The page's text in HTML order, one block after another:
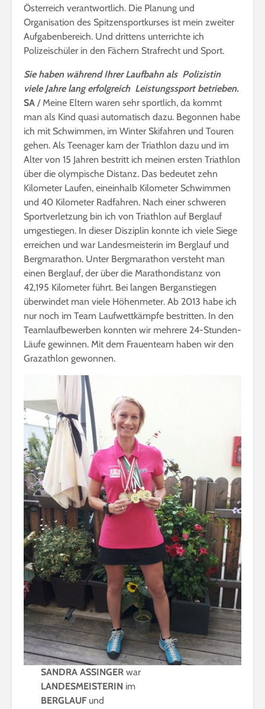
Österreich verantwortlich. Die Planung und
Organisation des Spitzensportkurses ist mein zweiter
Aufgabenbereich. Und drittens unterrichte ich
Polizeischüler in den Fächern Strafrecht und Sport.
Sie haben während Ihrer Laufbahn als Polizistin
viele Jahre lang erfolgreich Leistungssport betrieben.
SA / Meine Eltern waren sehr sportlich, da kommt
man als Kind quasi automatisch dazu. Begonnen habe
ich mit Schwimmen, im Winter Skifahren und Touren
gehen. Als Teenager kam der Triathlon dazu und im
Alter von 15 Jahren bestritt ich meinen ersten Triathlon
über die olympische Distanz. Das bedeutet zehn
Kilometer Laufen, eineinhalb Kilometer Schwimmen
und 40 Kilometer Radfahren. Nach einer schweren
Sportverletzung bin ich von Triathlon auf Berglauf
umgestiegen. In dieser Disziplin konnte ich viele Siege
erreichen und war Landesmeisterin im Berglauf und
Bergmarathon. Unter Bergmarathon versteht man
einen Berglauf, der über die Marathondistanz von
42,195 Kilometer führt. Bei langen Berganstiegen
überwindet man viele Höhenmeter. Ab 2013 habe ich
nur noch im Team Laufwettkämpfe bestritten. In den
Teamlaufbewerben konnten wir mehrere 24-Stunden-
Läufe gewinnen. Mit dem Frauenteam haben wir den
Grazathlon gewonnen.
SANDRA ASSINGERwar
LANDESMEISTERIN im
BERGLAUF und